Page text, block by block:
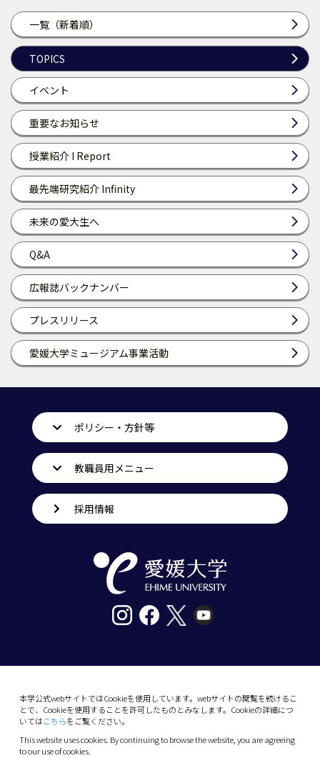
一覧（新着順）
TOPICS
イベント
重要なお知らせ
授業紹介 I Report
最先端研究紹介 Infinity
未来の愛大生へ
Q&A
広報誌バックナンバー
プレスリリース
愛媛大学ミュージアム事業活動
本学公式webサイトではCookieを使用しています。webサイトの閲覧を続けるこ
とで、Cookieを使用することを許可したものとみなします。Cookieの詳細につ
いてはこちらをご覧ください。
This website uses cookies. By continuing to browse the website, you are agreeing
to our use of cookies.
ポリシー・方針等
教職員用メニュー
採用情報
10-13 Dogo-Himata, Matsuyama, Ehime 790-
Phone: +81 89-927-9000